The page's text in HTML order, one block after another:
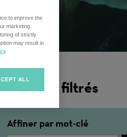
filtrés
Affiner par mot-clé
to improve the
marketing
of strictly
may result in
ALL